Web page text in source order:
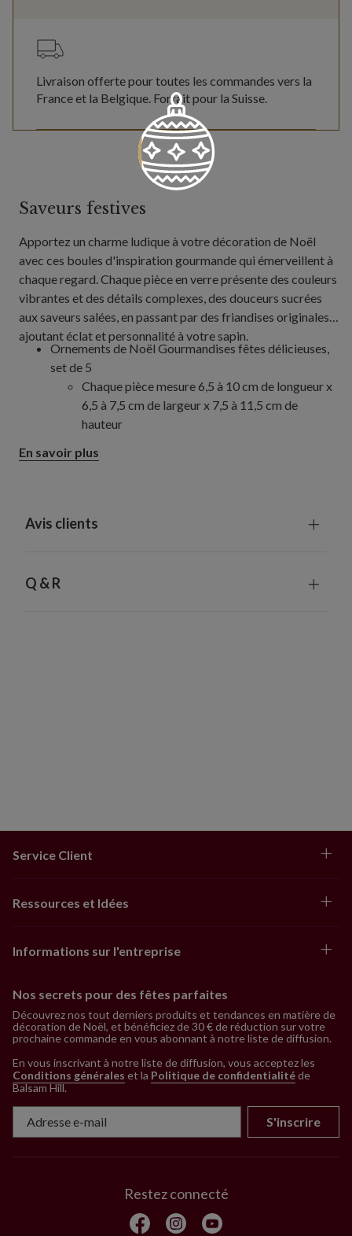
Livraison offerte pour toutes les commandes vers la
France et la Belgique. Forfait pour la Suisse.
Saveurs festives
Apportez un charme ludique à votre décoration de Noël
avec ces boules d'inspiration gourmande qui émerveillent à
chaque regard. Chaque pièce en verre présente des couleurs
vibrantes et des détails complexes, des douceurs sucrées
aux saveurs salées, en passant par des friandises originales,
ajoutant éclat et personnalité à votre sapin.
Ornements de Noël Gourmandises fêtes délicieuses,
set de 5
Chaque pièce mesure 6,5 à 10 cm de longueur x
6,5 à 7,5 cm de largeur x 7,5 à 11,5 cm de
hauteur
Chaque pièce mesure 6,5 à 7,5 cm de long x 6,5 à
Peint à la main
Fragile
Utilisation en intérieur exclusivement
En savoir plus
Avis clients
Q & R
Service Client
Ressources et Idées
Informations sur l'entreprise
Nos secrets pour des fêtes parfaites
Découvrez nos tout derniers produits et tendances en matière de
décoration de Noël, et bénéficiez de 30 € de réduction sur votre
prochaine commande en vous abonnant à notre liste de diffusion.
En vous inscrivant à notre liste de diffusion, vous acceptez les
Conditions générales et la Politique de confidentialitéde
Balsam Hill.
S'inscrire
Restez connecté